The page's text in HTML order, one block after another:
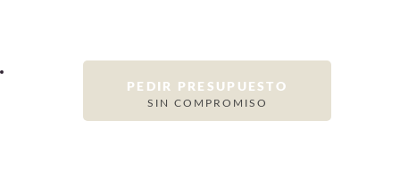
PEDIR PRESUPUESTO
SIN COMPROMISO